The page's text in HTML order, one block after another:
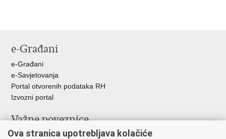
e-Građani
e-Građani
e-Savjetovanja
Portal otvorenih podataka RH
Izvozni portal
Važne poveznice
Ministarstvo unutarnjih poslova RH
Ova stranica upotrebljava kolačiće